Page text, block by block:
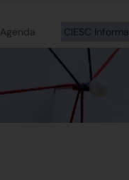
Agenda CIESC Informa